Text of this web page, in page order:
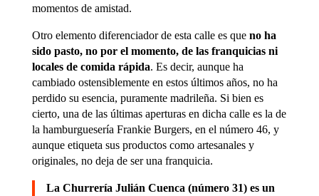
momentos de amistad.
Otro elemento diferenciador de esta calle es que no ha
sido pasto, no por el momento, de las franquicias ni
locales de comida rápida. Es decir, aunque ha
cambiado ostensiblemente en estos últimos años, no ha
perdido su esencia, puramente madrileña. Si bien es
cierto, una de las últimas aperturas en dicha calle es la de
la hamburguesería Frankie Burgers, en el número 46, y
aunque etiqueta sus productos como artesanales y
originales, no deja de ser una franquicia.
La Churrería Julián Cuenca (número 31) es un